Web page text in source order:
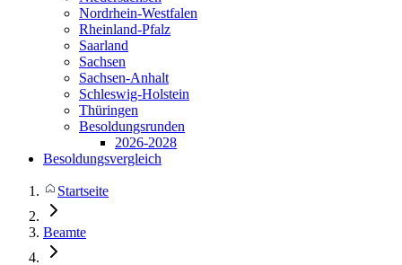
Nordrhein-Westfalen
Rheinland-Pfalz
Saarland
Sachsen
Sachsen-Anhalt
Schleswig-Holstein
Thüringen
Besoldungsrunden
2026-2028
Besoldungsvergleich
Startseite
Beamte